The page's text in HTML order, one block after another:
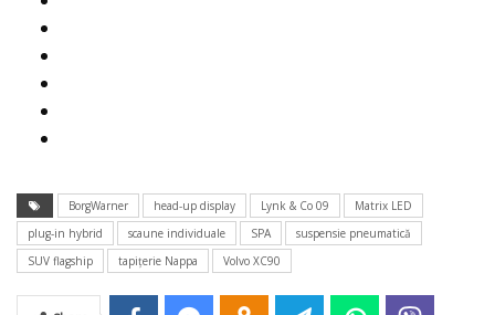
BorgWarner head-up display Lynk & Co 09
Matrix LED
plug-in hybrid
scaune individuale SPA
suspensie pneumatică
SUV flagship
tapiţerie Nappa Volvo XC90